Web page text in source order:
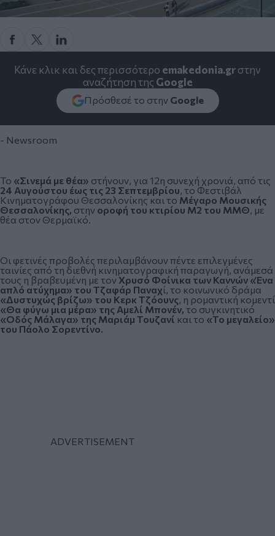
Κάνε κλικ και δες περισσότερο emakedonia.grστην
αναζήτηση της Google
Πρόσθεσέ το στην Google
- Newsroom
Το «Σινεμά με θέα» στήνουν, για 12η συνεχή χρονιά, από τις
24 Αυγούστου έως τις 23 Σεπτεμβρίου, το Φεστιβάλ
Κινηματογράφου Θεσσαλονίκης και το Μέγαρο Μουσικής
Θεσσαλονίκης, στην οροφή του κτιρίου Μ2 του ΜΜΘ, με
θέα στον Θερμαϊκό.
Οι φετινές προβολές περιλαμβάνουν πέντε επιλεγμένες
ταινίες από τη διεθνή κινηματογραφική παραγωγή, ανάμεσά
τους η βραβευμένη με τονΧρυσό Φοίνικα των Καννών «Ένα
απλό ατύχημα» του Τζαφάρ Παναχί, το κοινωνικό δράμα
«Δυστυχώς βρίζω» του Κερκ Τζόουνς, η ρομαντική κομεντί
«Θα φύγω μια μέρα» της Αμελί Μπονέν, το συγκινητικό
«Οδός Μάλαγα» της Μαριάμ Τουζανί και το «Το μεγαλείο»
του Πάολο Σορεντίνο.